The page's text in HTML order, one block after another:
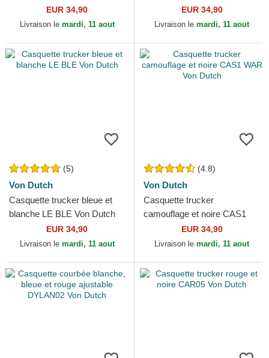
EUR 34,90
Livraison le mardi, 11 aout
EUR 34,90
Livraison le mardi, 11 aout
(5)
Von Dutch
Casquette trucker bleue et
blanche LE BLE Von Dutch
EUR 34,90
Livraison le mardi, 11 aout
(4.8)
Von Dutch
Casquette trucker
camouflage et noire CAS1
WAR Von Dutch
EUR 34,90
Livraison le mardi, 11 aout